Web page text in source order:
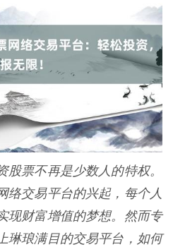
票不再是少数人的特权。
络交易平台的兴起，每个人
现财富增值的梦想。然而专
琳琅满目的交易平台，如何